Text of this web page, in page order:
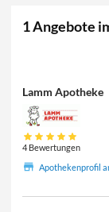
1 Angebote
Lamm Apotheke
4 Bewertungen
Apothekenprofil